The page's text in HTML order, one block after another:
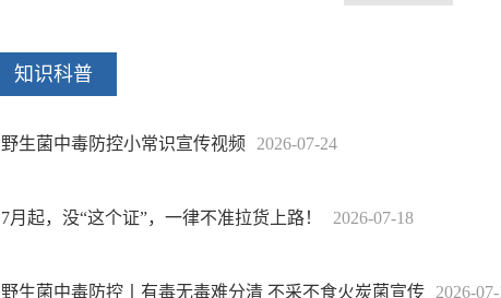
知识科普
野生菌中毒防控小常识宣传视频 2026-07-24
7月起，没“这个证”，一律不准拉货上路！ 2026-07-18
野生菌中毒防控丨有毒无毒难分清 不采不食火炭菌宣传 2026-